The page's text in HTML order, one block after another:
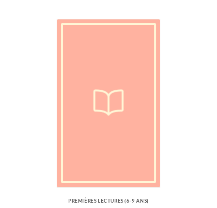
PREMIÈRES LECTURES (6-9 ANS)